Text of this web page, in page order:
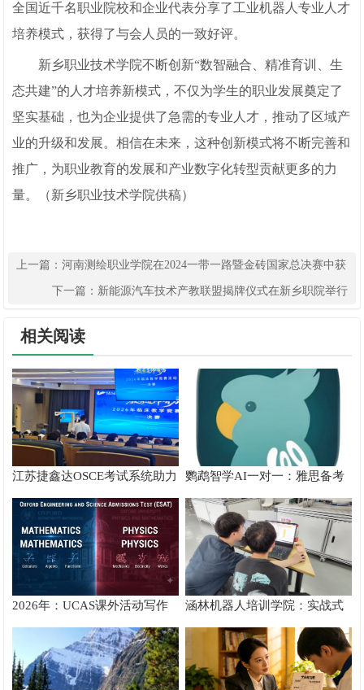
全国近千名职业院校和企业代表分享了工业机器人专业人才
培养模式，获得了与会人员的一致好评。
新乡职业技术学院不断创新“数智融合、精准育训、生
态共建”的人才培养新模式，不仅为学生的职业发展奠定了
坚实基础，也为企业提供了急需的专业人才，推动了区域产
业的升级和发展。相信在未来，这种创新模式将不断完善和
推广，为职业教育的发展和产业数字化转型贡献更多的力
量。（新乡职业技术学院供稿）
上一篇：河南测绘职业学院在2024一带一路暨金砖国家总决赛中获
下一篇： 新能源汽车技术产教联盟揭牌仪式在新乡职院举行
相关阅读
江苏捷鑫达OSCE考试系统助力
溧阳人民医院临床教学竞赛举
鹦鹉智学AI一对一：雅思备考
真实提分测评
2026年：UCAS课外活动写作
攻略
涵林机器人培训学院：实战式
教学如何炼成